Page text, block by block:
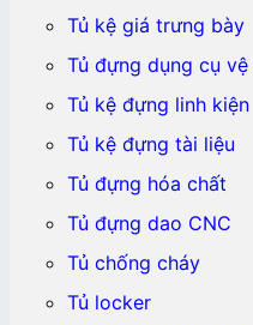
Tủ kệ giá trưng bày
Tủ đựng dụng cụ
Tủ kệ đựng linh kiện
Tủ kệ đựng tài liệu
Tủ đựng hóa chất
Tủ đựng dao CNC
Tủ chống cháy
Tủ locker